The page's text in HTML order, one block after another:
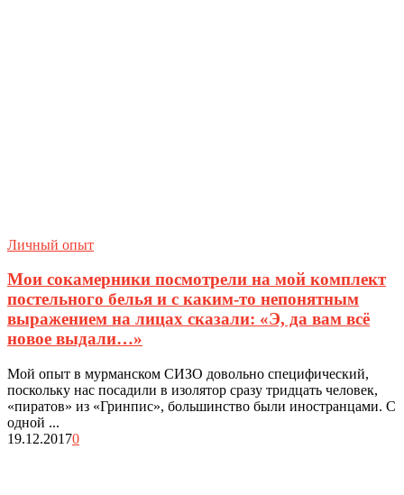
Личный опыт
Мои сокамерники посмотрели на мой комплект
постельного белья и с каким-то непонятным
выражением на лицах сказали: «Э, да вам всё
новое выдали…»
Мой опыт в мурманском СИЗО довольно специфический,
поскольку нас посадили в изолятор сразу тридцать человек,
«пиратов» из «Гринпис», большинство были иностранцами. С
одной ...
19.12.20170